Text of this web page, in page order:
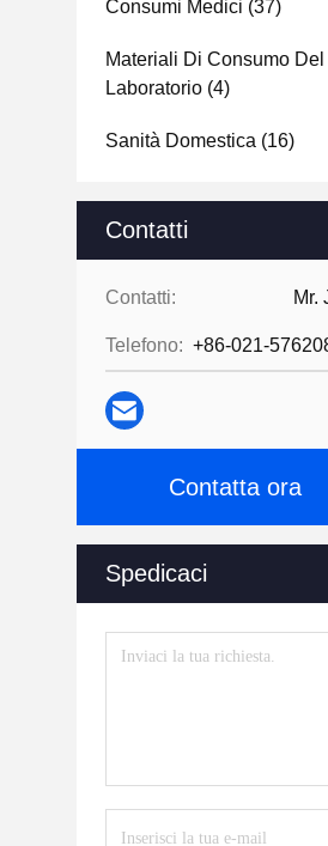
Consumi Medici (37)
Materiali Di Consumo Del
Laboratorio (4)
Sanità Domestica (16)
Contatti
Contatti: Mr.
Telefono:
Contatta ora
Spedicaci